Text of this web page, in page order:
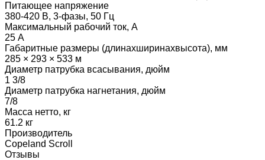
Питающее напряжение
380-420 В, 3-фазы, 50 Гц
Максимальный рабочий ток, А
25 А
Габаритные размеры (длинаxширинаxвысота), мм
285 × 293 × 533 м
Диаметр патрубка всасывания, дюйм
1 3/8
Диаметр патрубка нагнетания, дюйм
7/8
Масса нетто, кг
61.2 кг
Производитель
Copeland Scroll
Отзывы